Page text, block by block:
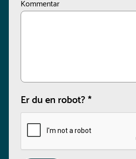
Kommentar
Er du en robot?*